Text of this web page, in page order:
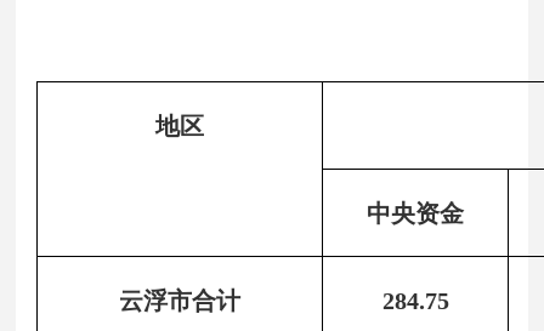
地区
中央资金
云浮市合计 284.75